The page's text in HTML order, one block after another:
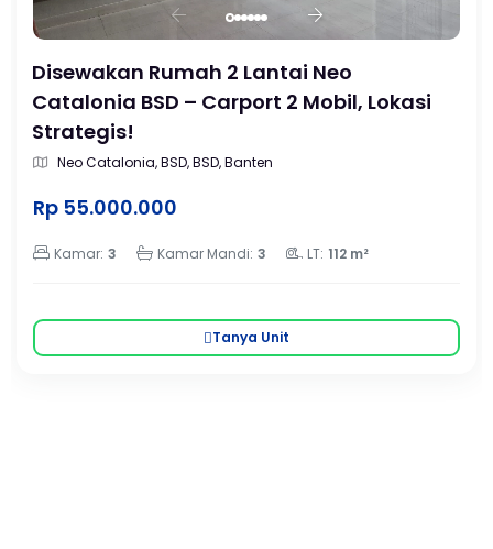
Disewakan Rumah 2 Lantai Neo
Catalonia BSD – Carport 2 Mobil, Lokasi
Strategis!
Neo Catalonia, BSD, BSD, Banten
Rp 55.000.000
Kamar: 3 Kamar Mandi: 3 LT: 112 m²
Tanya Unit